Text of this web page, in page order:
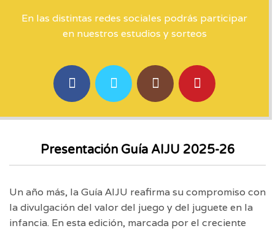
En las distintas redes sociales podrás participar
en nuestros estudios y sorteos
Presentación Guía AIJU 2025-26
Un año más, la Guía AIJU reafirma su compromiso con
la divulgación del valor del juego y del juguete en la
infancia. En esta edición, marcada por el creciente